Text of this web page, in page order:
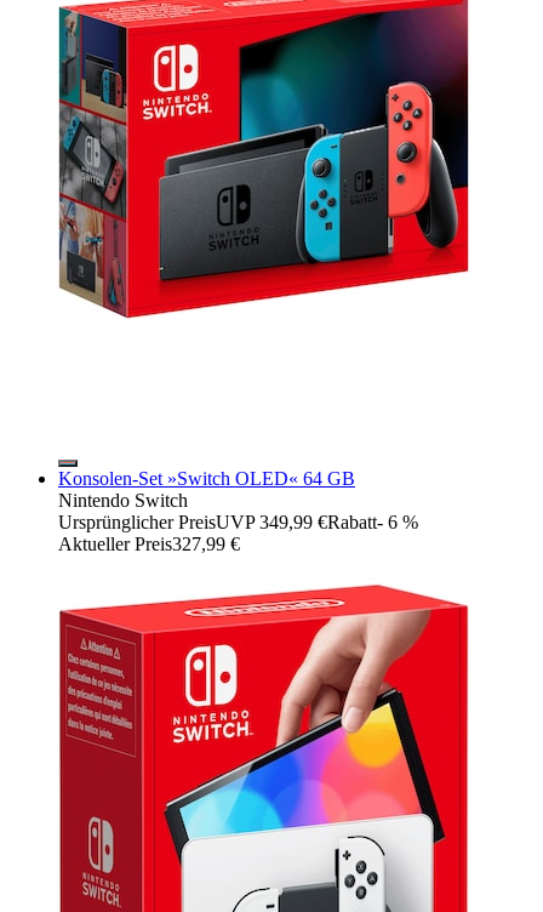
Konsolen-Set »Switch OLED« 64 GB
Nintendo Switch
Ursprünglicher PreisUVP 349,99 €Rabatt- 6 %
Aktueller Preis327,99 €